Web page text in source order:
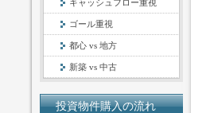
キャッシュフロー重視
ゴール重視
都心 vs 地方
新築 vs 中古
投資物件購入の流れ